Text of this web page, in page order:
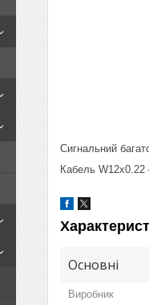
Сигнальний
Кабель W12x0.22
Основні
Виробник